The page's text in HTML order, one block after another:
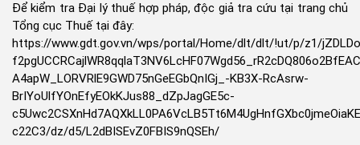
Để kiểm tra Đại lý thuế hợp pháp, độc giả tra cứu tại trang chủ
Tổng cục Thuế tại đây:
https://www.gdt.gov.vn/wps/portal/Home/dlt/dlt/!ut/p/z1/
A4apW_LORVRlE9GWD75nGeEGbQnIGj_-KB3X-RcAsrw-
BrIYoUlfYOnEfyEOkKJus88_dZpJagGE5c-
c22C3/dz/d5/L2dBISEvZ0FBIS9nQSEh/